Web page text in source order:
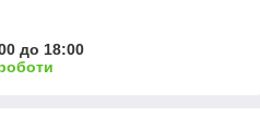
до 18:00